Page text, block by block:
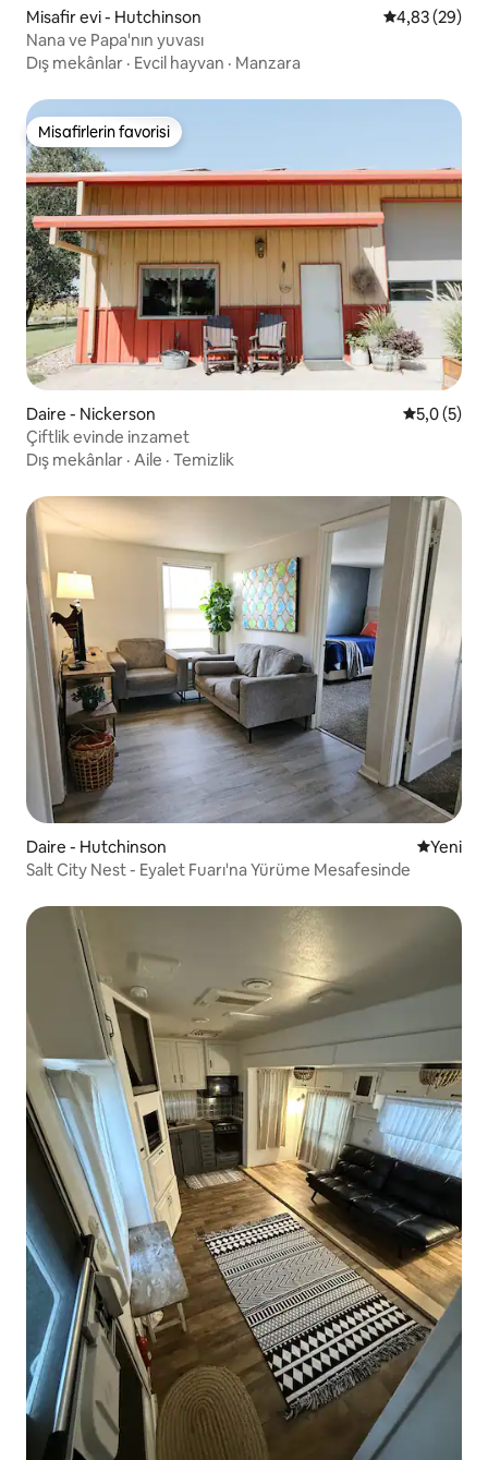
Misafir evi - Hutchinson 5 üzerinden
4,83 (29)
Nana ve Papa'nın yuvası
Dış mekânlar · Evcil hayvan · Manzara
Misafirlerin favorisi
Misafirlerin favorisi
Daire - Nickerson 55,0 (5)
Çiftlik evinde inzamet
Dış mekânlar · Aile · Temizlik
Daire - Hutchinson Yeni
Yeni
Salt City Nest - Eyalet Fuarı'na Yürüme Mesafesinde